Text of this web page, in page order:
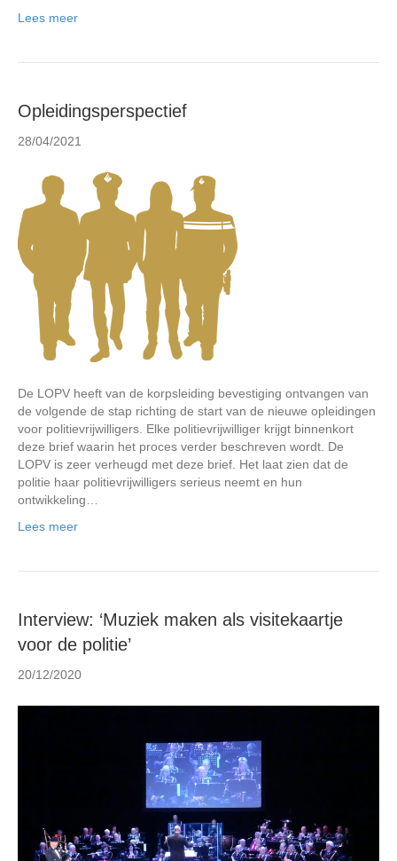
Lees meer
Opleidingsperspectief
28/04/2021
De LOPV heeft van de korpsleiding bevestiging ontvangen van
de volgende de stap richting de start van de nieuwe opleidingen
voor politievrijwilligers. Elke politievrijwilliger krijgt binnenkort
deze brief waarin het proces verder beschreven wordt. De
LOPV is zeer verheugd met deze brief. Het laat zien dat de
politie haar politievrijwilligers serieus neemt en hun
ontwikkeling…
Lees meer
Interview: ‘Muziek maken als visitekaartje
voor de politie’
20/12/2020